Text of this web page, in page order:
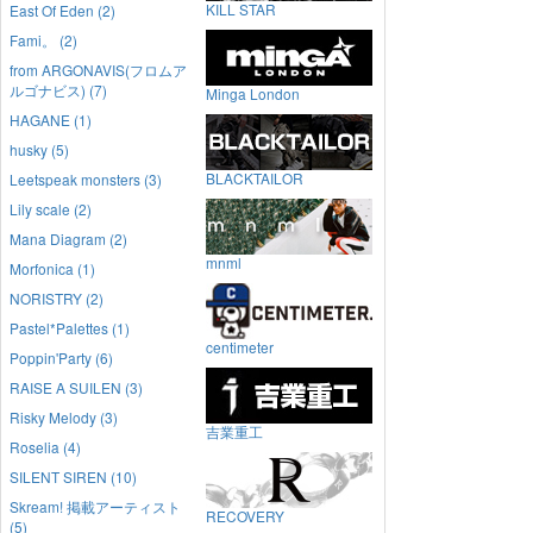
East Of Eden (2)
Fami。 (2)
from ARGONAVIS(フロムア
ルゴナビス) (7)
HAGANE (1)
husky (5)
Leetspeak monsters (3)
Lily scale (2)
Mana Diagram (2)
Morfonica (1)
NORISTRY (2)
Pastel*Palettes (1)
Poppin'Party (6)
RAISE A SUILEN (3)
Risky Melody (3)
Roselia (4)
SILENT SIREN (10)
Skream! 掲載アーティスト
(5)
KILL STAR
Minga London
BLACKTAILOR
mnml
centimeter
吉業重工
RECOVERY